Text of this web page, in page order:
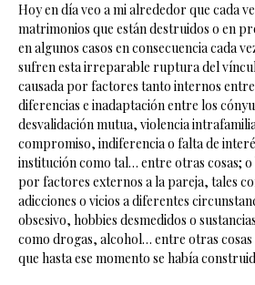
Hoy en día veo a mi alrededor que cada
matrimonios que están destruidos o en
en algunos casos en consecuencia cada
sufren esta irreparable ruptura del
causada por factores tanto internos
diferencias e inadaptación entre los
desvalidación mutua, violencia
compromiso, indiferencia o falta de
institución como tal… entre otras cosas;
por factores externos a la pareja, tales
adicciones o vicios a diferentes
obsesivo, hobbies desmedidos o
como drogas, alcohol… entre otras
que hasta ese momento se había